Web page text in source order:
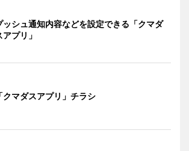
ッシュ通知内容などを設定できる「クマダ
アプリ」
「クマダスアプリ」チラシ